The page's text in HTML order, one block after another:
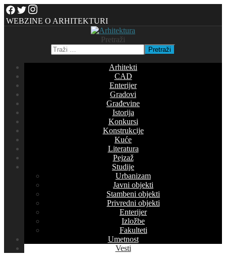
WEBZINE O ARHITEKTURI
Pretraži
Pretraži
Arhitekti
CAD
Enterijer
Gradovi
Građevine
Istorija
Konkursi
Konstrukcije
Kuće
Literatura
Pejzaž
Studije
Urbanizam
Javni objekti
Stambeni objekti
Privredni objekti
Enterijer
Izložbe
Fakulteti
Umetnost
Vesti